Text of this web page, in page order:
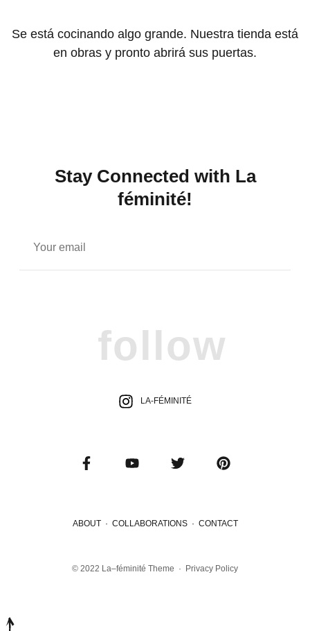
Se está cocinando algo grande. Nuestra tienda está
en obras y pronto abrirá sus puertas.
Stay Connected with La
féminité!
ABOUT· COLLABORATIONS· CONTACT
follow
LA-FÉMINITÉ
© 2022 La–féminité Theme · Privacy Policy